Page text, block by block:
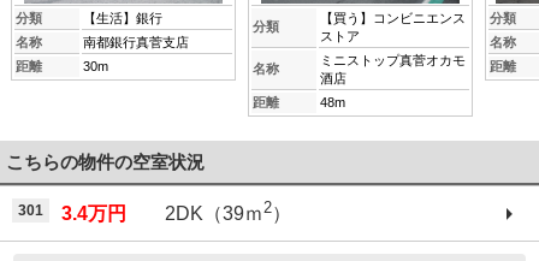
分類
【生活】銀行
名称
南都銀行真菅支店
距離
30m
分類
【買う】コンビニエンス
ストア
名称
ミニストップ真菅オカモ
酒店
距離
48m
分類
名称
距離
こちらの物件の空室状況
301 3.4万円 2DK（39ｍ2）